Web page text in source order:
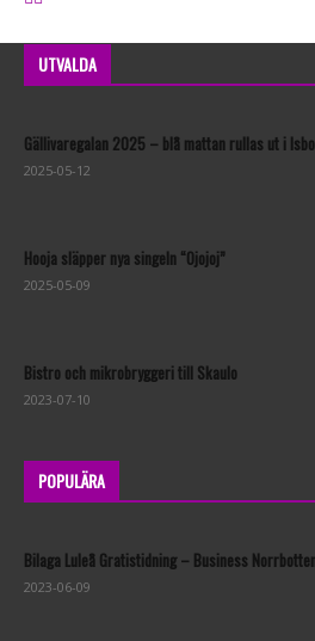
UTVALDA
Gällivaregalan 2025 – blå mattan rullas ut i
2025-05-12
Hooja släpper nya singeln “Ojojoj”
2025-05-09
Bistro och mikrobryggeri till Skaulo
2023-07-10
POPULÄRA
Bilaga Luleå Gratistidning – Business
2023-06-09